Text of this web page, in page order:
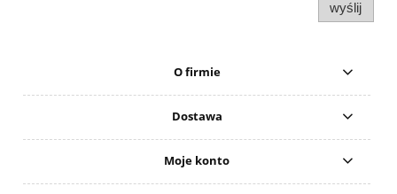
wyślij
O firmie
Dostawa
Moje konto